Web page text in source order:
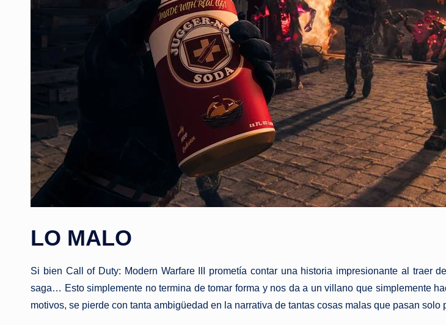
LO MALO
Si bien Call of Duty: Modern Warfare III prometía contar una historia impresionante al traer
saga… Esto simplemente no termina de tomar forma y nos da a un villano que simplemente
motivos, se pierde con tanta ambigüedad en la narrativa de tantas cosas malas que pasan